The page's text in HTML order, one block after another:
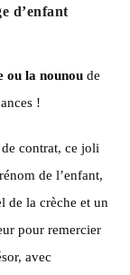
d’enfant
ou la nounou de
!
contrat, ce joli
de l’enfant,
de la crèche et un
pour remercier
avec